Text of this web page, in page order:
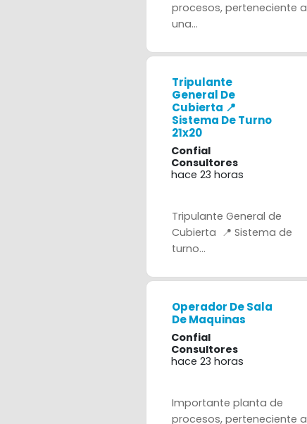
procesos, perteneciente a
una...
Tripulante
General De
Cubierta 📍
Sistema De Turno
21x20
Confial
Consultores
hace 23 horas
Tripulante General de
Cubierta 📍 Sistema de
turno...
Operador De Sala
De Maquinas
Confial
Consultores
hace 23 horas
Importante planta de
procesos, perteneciente a